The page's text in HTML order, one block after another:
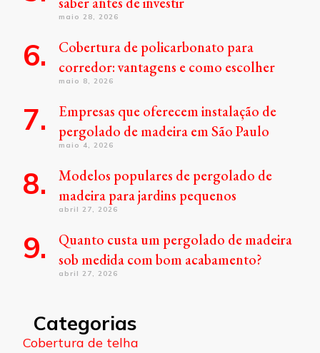
maio 28, 2026
Cobertura de policarbonato para
corredor: vantagens e como escolher
maio 8, 2026
Empresas que oferecem instalação de
pergolado de madeira em São Paulo
maio 4, 2026
Modelos populares de pergolado de
madeira para jardins pequenos
abril 27, 2026
Quanto custa um pergolado de madeira
sob medida com bom acabamento?
abril 27, 2026
Categorias
Cobertura de telha